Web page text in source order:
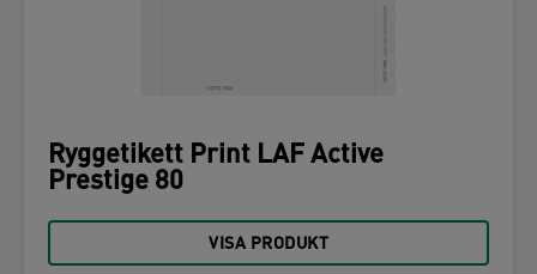
Ryggetikett Print LAF Active
Prestige 80
VISA PRODUKT